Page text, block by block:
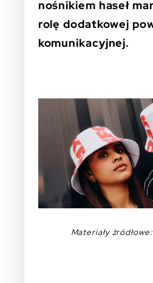
nośnikiem haseł
rolę dodatkowej
komunikacyjnej.
Materiały źródłowe: